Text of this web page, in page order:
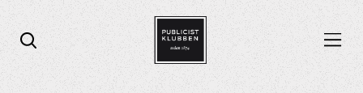
Öppna sök
Öppna menyn